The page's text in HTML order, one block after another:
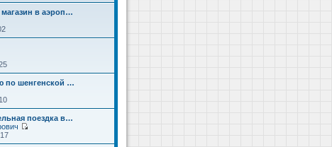
в аэроп…
по шенгенской …
поездка в…
е